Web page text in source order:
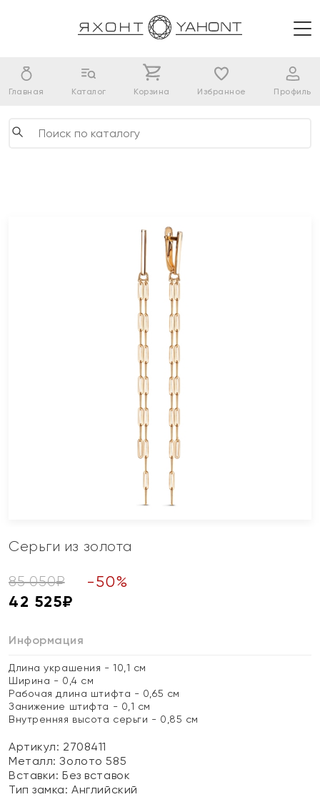
Главная Каталог Корзина Избранное Профиль
Серьги из золота
85 050₽ -50%
42 525₽
Информация
Длина украшения - 10,1 см
Ширина - 0,4 см
Рабочая длина штифта - 0,65 см
Занижение штифта - 0,1 см
Внутренняя высота серьги - 0,85 см
Артикул: 2708411
Металл:Золото 585
Вставки:Без вставок
Тип замка:Английский